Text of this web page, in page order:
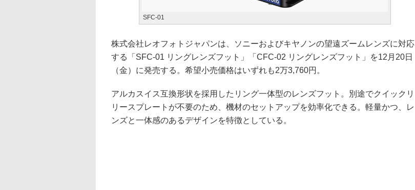
SFC-01
株式会社レオフォトジャパンは、ソニーおよびキヤノンの望遠ズームレンズに対応
する「SFC-01 リングレンズフット」「CFC-02 リングレンズフット」を12月20日
（金）に発売する。希望小売価格はいずれも2万3,760円。
アルカスイス互換形状を採用したリング一体型のレンズフット。別途でクイックリ
リースプレートが不要のため、機材のセットアップを効率化できる。軽量かつ、レ
ンズと一体感のあるデザインを特徴としている。